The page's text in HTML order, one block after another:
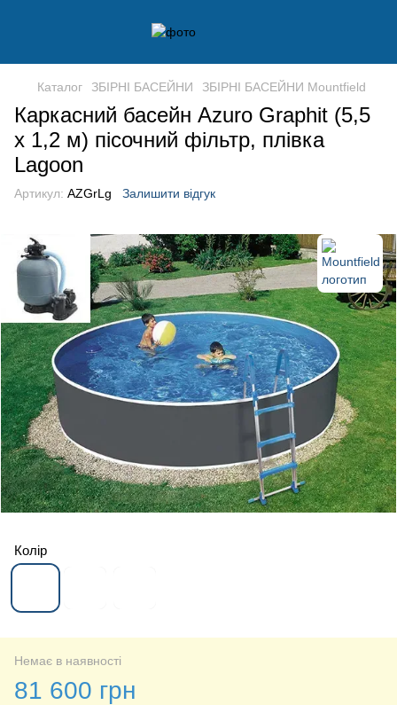
Каталог ЗБІРНІ БАСЕЙНИ ЗБІРНІ БАСЕЙНИ Mountfield
Каркасний басейн Azuro Graphit (5,5
х 1,2 м) пісочний фільтр, плівка
Lagoon
Артикул: AZGrLg Залишити відгук
Колір
Немає в наявності
81 600 грн